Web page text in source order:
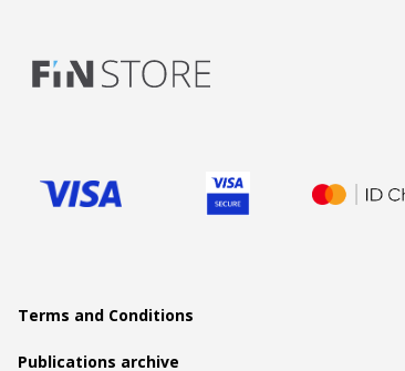
Terms and Conditions
Publications archive